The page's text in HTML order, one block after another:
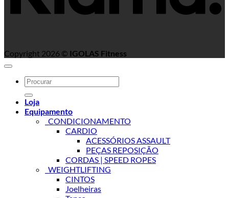
Copyright 2026 © IGOLAS Fitness
Search
for:
Loja
Equipamento
_CONDICIONAMENTO
CARDIO
ACESSÓRIOS ASSAULT
PEÇAS REPOSIÇÃO
CORDAS | SPEED ROPES
_WEIGHTLIFTING
CINTOS
Joelheiras